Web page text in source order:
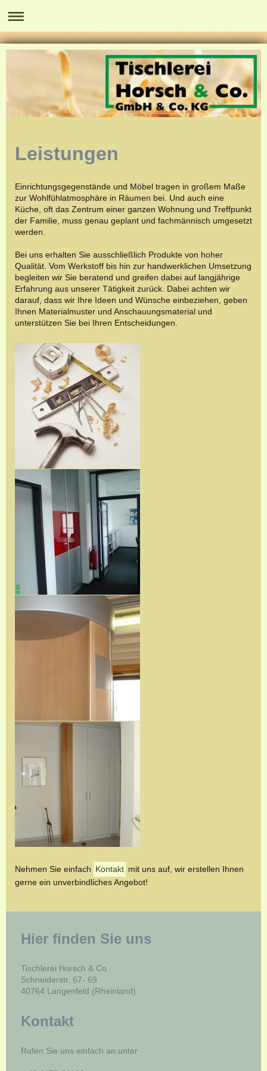
Leistungen
Einrichtungsgegenstände und Möbel tragen in großem Maße
zur Wohlfühlatmosphäre in Räumen bei. Und auch eine
Küche, oft das Zentrum einer ganzen Wohnung und Treffpunkt
der Familie, muss genau geplant und fachmännisch umgesetzt
werden.
Bei uns erhalten Sie ausschließlich Produkte von hoher
Qualität. Vom Werkstoff bis hin zur handwerklichen Umsetzung
begleiten wir Sie beratend und greifen dabei auf langjährige
Erfahrung aus unserer Tätigkeit zurück. Dabei achten wir
darauf, dass wir Ihre Ideen und Wünsche einbeziehen, geben
Ihnen Materialmuster und Anschauungsmaterial und
unterstützen Sie bei Ihren Entscheidungen.
Nehmen Sie einfach Kontakt mit uns auf, wir erstellen Ihnen
gerne ein unverbindliches Angebot!
Hier finden Sie uns
Tischlerei Horsch & Co
Schneiderstr. 67- 69
40764 Langenfeld (Rheinland)
Kontakt
Rufen Sie uns einfach an unter